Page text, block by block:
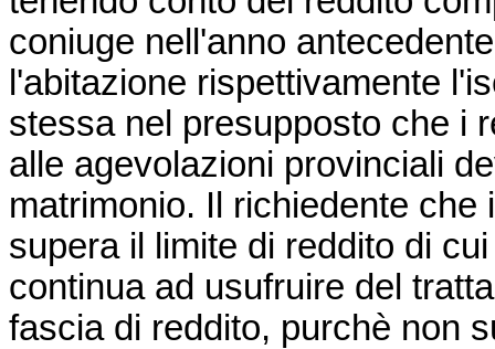
coniuge nell'anno
l'abitazione rispettivamente
stessa nel presupposto che i
alle agevolazioni provinciali
matrimonio. Il richiedente
supera il limite di reddito di
continua ad usufruire del
fascia di reddito, purchè non